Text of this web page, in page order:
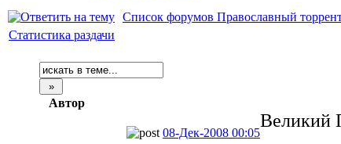
Список форумов Православный
Статистика раздачи
Автор
08-Дек-2008 00:05
Великий